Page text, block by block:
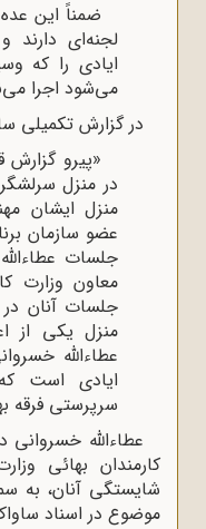
ضمناً این
لجنه‌ای
ایادی را که
می‌شود اجرا
در گزارش تکمیلی
«پیرو
در منزل
منزل ایشان
عضو سازمان
جلسات
معاون وزارت
جلسات آنان
منزل یکی از
عطاءالله
ایادی است که
سرپرستی فرقه
عطاءالله
کارمندان بهائی
شایستگی آنان، به
موضوع در اسناد